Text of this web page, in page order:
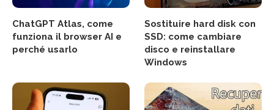
ChatGPT Atlas, come
funziona il browser AI e
perché usarlo
Sostituire hard disk con
SSD: come cambiare
disco e reinstallare
Windows